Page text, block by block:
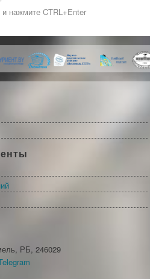
нажмите CTRL+Enter
РБ, 246029